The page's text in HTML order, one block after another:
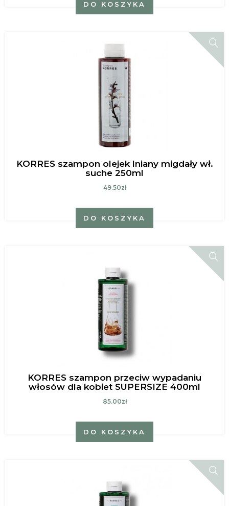
DO KOSZYKA
KORRES szampon olejek lniany migdały wł.
suche 250ml
49.50zł
DO KOSZYKA
KORRES szampon przeciw wypadaniu
włosów dla kobiet SUPERSIZE 400ml
85.00zł
DO KOSZYKA